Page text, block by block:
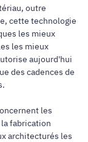
outre
cette technologie
les mieux
les mieux
aujourd'hui
des cadences de
les
fabrication
architecturés les